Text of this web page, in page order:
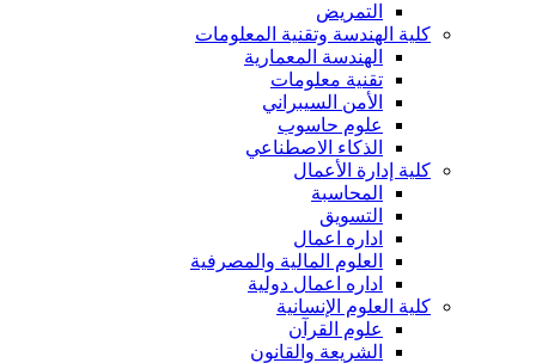
التمريض
كلية الهندسة وتقنية المعلومات
الهندسة المعمارية
تقنية معلومات
الأمن السيبراني
علوم حاسوب
الذكاء الاصطناعي
كلية إدارة الأعمال
المحاسبة
التسويق
اداره اعمال
العلوم المالية والمصرفية
اداره اعمال دولية
كلية العلوم الإنسانية
علوم القرآن
الشريعة والقانون